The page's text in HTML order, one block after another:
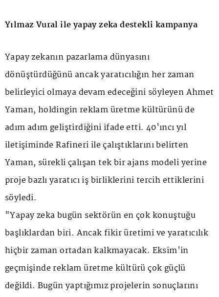
Yılmaz Vural ile yapay zeka destekli kampanya
Yapay zekanın pazarlama dünyasını
dönüştürdüğünü ancak yaratıcılığın her zaman
belirleyici olmaya devam edeceğini söyleyen Ahmet
Yaman, holdingin reklam üretme kültürünü de
adım adım geliştirdiğini ifade etti. 40'ıncı yıl
iletişiminde Rafineri ile çalıştıklarını belirten
Yaman, sürekli çalışan tek bir ajans modeli yerine
proje bazlı yaratıcı iş birliklerini tercih ettiklerini
söyledi.
"Yapay zeka bugün sektörün en çok konuştuğu
başlıklardan biri. Ancak fikir üretimi ve yaratıcılık
hiçbir zaman ortadan kalkmayacak. Eksim'in
geçmişinde reklam üretme kültürü çok güçlü
değildi. Bugün yaptığımız projelerin sonuçlarını